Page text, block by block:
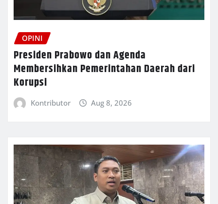
OPINI
Presiden Prabowo dan Agenda
Membersihkan Pemerintahan Daerah dari
Korupsi
Kontributor Aug 8, 2026